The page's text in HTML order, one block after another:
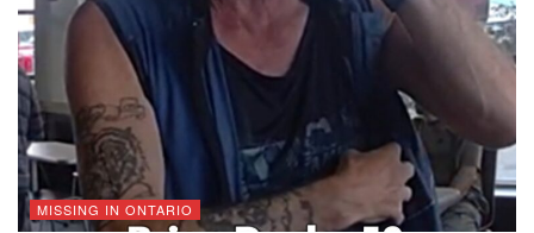
MISSING IN ONTARIO